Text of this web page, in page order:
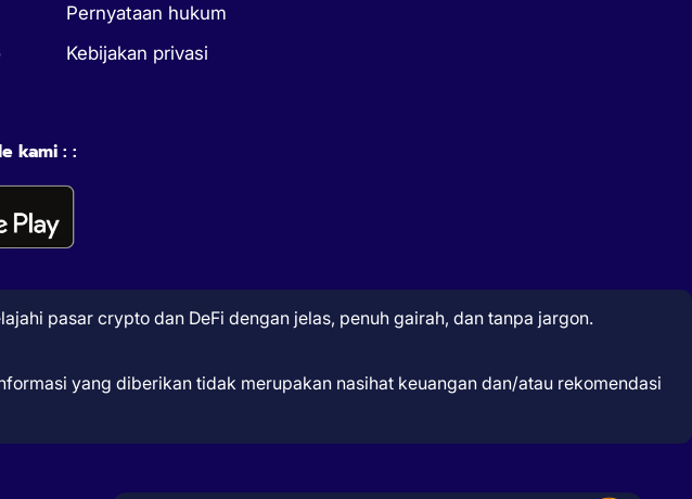
Pernyataan hukum
Kebijakan privasi
kami : :
pasar crypto dan DeFi dengan jelas, penuh gairah, dan tanpa jargon.
yang diberikan tidak merupakan nasihat keuangan dan/atau rekomendasi